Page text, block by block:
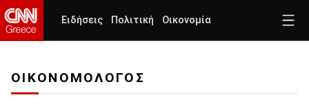
Ειδήσεις Πολιτική Οικονομία
ΟΙΚΟΝΟΜΟΛΟΓΟΣ